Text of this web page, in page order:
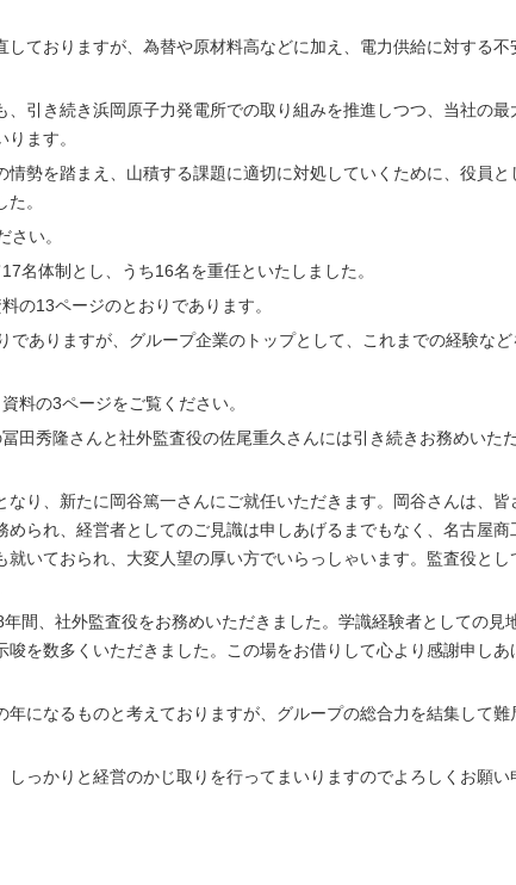
ておりますが、為替や原材料高などに加え、電力供給に対する不
引き続き浜岡原子力発電所での取り組みを推進しつつ、当社の最
ます。
勢を踏まえ、山積する課題に適切に対処していくために、役員と
。
さい。
名体制とし、うち16名を重任といたしました。
の13ページのとおりであります。
ありますが、グループ企業のトップとして、これまでの経験な
料の3ページをご覧ください。
田秀隆さんと社外監査役の佐尾重久さんには引き続きお務めいた
り、新たに岡谷篤一さんにご就任いただきます。岡谷さんは、皆
られ、経営者としてのご見識は申しあげるまでもなく、名古屋商
いておられ、大変人望の厚い方でいらっしゃいます。監査役とし
間、社外監査役をお務めいただきました。学識経験者としての見
を数多くいただきました。この場をお借りして心より感謝申しあ
になるものと考えておりますが、グループの総合力を結集して難
っかりと経営のかじ取りを行ってまいりますのでよろしくお願い